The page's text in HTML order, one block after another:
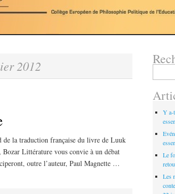
2012
de la traduction française du livre de Luuk
Littérature vous convie à un débat
outre l’auteur, Paul Magnette …
Y a-
Le
Les